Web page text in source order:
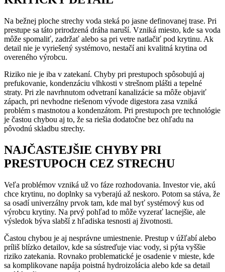
Na bežnej ploche strechy voda steká po jasne definovanej trase. Pri
prestupe sa táto prirodzená dráha naruší. Vzniká miesto, kde sa voda
môže spomaliť, zadržať alebo sa pri vetre natlačiť pod krytinu. Ak
detail nie je vyriešený systémovo, nestačí ani kvalitná krytina od
overeného výrobcu.
Riziko nie je iba v zatekaní. Chyby pri prestupoch spôsobujú aj
prefukovanie, kondenzáciu vlhkosti v strešnom plášti a tepelné
straty. Pri zle navrhnutom odvetraní kanalizácie sa môže objaviť
zápach, pri nevhodne riešenom vývode digestora zasa vzniká
problém s mastnotou a kondenzátom. Pri prestupoch pre technológie
je častou chybou aj to, že sa riešia dodatočne bez ohľadu na
pôvodnú skladbu strechy.
NAJČASTEJŠIE CHYBY PRI
PRESTUPOCH CEZ STRECHU
Veľa problémov vzniká už vo fáze rozhodovania. Investor vie, akú
chce krytinu, no doplnky sa vyberajú až neskoro. Potom sa stáva, že
sa osadí univerzálny prvok tam, kde mal byť systémový kus od
výrobcu krytiny. Na prvý pohľad to môže vyzerať lacnejšie, ale
výsledok býva slabší z hľadiska tesnosti aj životnosti.
Častou chybou je aj nesprávne umiestnenie. Prestup v úžľabí alebo
príliš blízko detailov, kde sa sústreďuje viac vody, si pýta vyššie
riziko zatekania. Rovnako problematické je osadenie v mieste, kde
sa komplikovane napája poistná hydroizolácia alebo kde sa detail